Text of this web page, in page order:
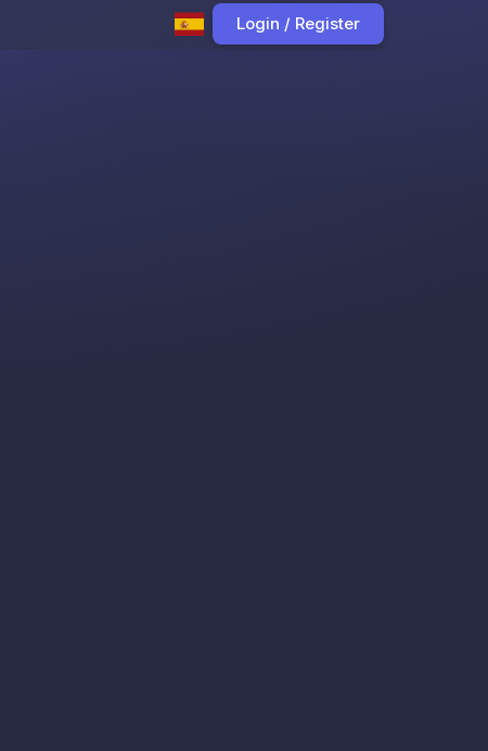
Login / Register